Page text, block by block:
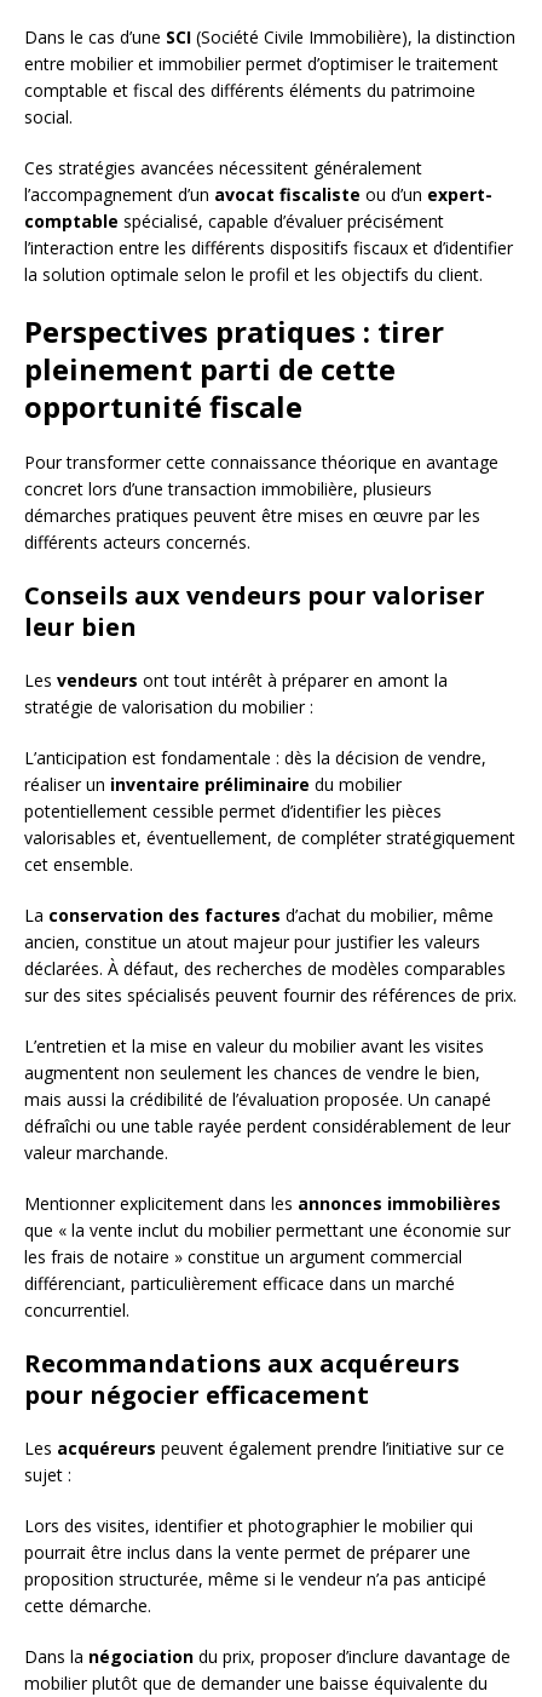
Dans le cas d’une SCI (Société Civile Immobilière), la distinction
entre mobilier et immobilier permet d’optimiser le traitement
comptable et fiscal des différents éléments du patrimoine
social.
Ces stratégies avancées nécessitent généralement
l’accompagnement d’un avocat fiscaliste ou d’un expert-
comptable spécialisé, capable d’évaluer précisément
l’interaction entre les différents dispositifs fiscaux et d’identifier
la solution optimale selon le profil et les objectifs du client.
Perspectives pratiques : tirer
pleinement parti de cette
opportunité fiscale
Pour transformer cette connaissance théorique en avantage
concret lors d’une transaction immobilière, plusieurs
démarches pratiques peuvent être mises en œuvre par les
différents acteurs concernés.
Conseils aux vendeurs pour valoriser
leur bien
Les vendeurs ont tout intérêt à préparer en amont la
stratégie de valorisation du mobilier :
L’anticipation est fondamentale : dès la décision de vendre,
réaliser un inventaire préliminaire du mobilier
potentiellement cessible permet d’identifier les pièces
valorisables et, éventuellement, de compléter stratégiquement
cet ensemble.
La conservation des factures d’achat du mobilier, même
ancien, constitue un atout majeur pour justifier les valeurs
déclarées. À défaut, des recherches de modèles comparables
sur des sites spécialisés peuvent fournir des références de prix.
L’entretien et la mise en valeur du mobilier avant les visites
augmentent non seulement les chances de vendre le bien,
mais aussi la crédibilité de l’évaluation proposée. Un canapé
défraîchi ou une table rayée perdent considérablement de leur
valeur marchande.
Mentionner explicitement dans les annonces immobilières
que « la vente inclut du mobilier permettant une économie sur
les frais de notaire » constitue un argument commercial
différenciant, particulièrement efficace dans un marché
concurrentiel.
Recommandations aux acquéreurs
pour négocier efficacement
Les acquéreurs peuvent également prendre l’initiative sur ce
sujet :
Lors des visites, identifier et photographier le mobilier qui
pourrait être inclus dans la vente permet de préparer une
proposition structurée, même si le vendeur n’a pas anticipé
cette démarche.
Dans la négociation du prix, proposer d’inclure davantage de
mobilier plutôt que de demander une baisse équivalente du